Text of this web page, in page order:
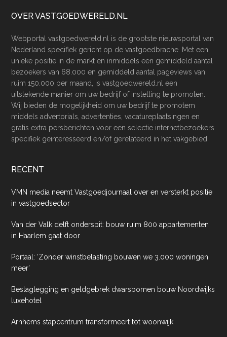
Footer
OVER VASTGOEDWERELD.NL
Webportal vastgoedwereld.nl is de grootste nieuwsportal van
Nederland specifiek gericht op de vastgoedbrache. Met een
unieke positie in de markt en inmiddels een gemiddeld aantal
bezoekers van 68.000 en gemiddeld aantal pageviews van
ruim 150.000 per maand, is vastgoedwereld.nl een
uitstekende manier om uw bedrijf of instelling te promoten.
Wij bieden de mogelijkheid om uw bedrijf te promotem
middels advertorials, advertenties, vacatureplaatsingen en
gratis extra persberichten voor een selectie internetbezoekers
specifiek geïnteresseerd en/of gerelateerd in het vakgebied.
RECENT
VMN media neemt Vastgoedjournaal over en versterkt positie
in vastgoedsector
Van der Valk delft onderspit: bouw ruim 800 appartementen
in Haarlem gaat door
Portaal: ‘Zonder winstbelasting bouwen we 3.000 woningen
meer’
Beslaglegging en geldgebrek dwarsbomen bouw Noordwijks
luxehotel
Arnhems stapcentrum transformeert tot woonwijk